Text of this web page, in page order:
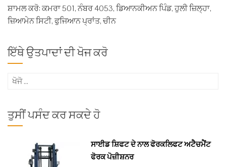
ਸ਼ਾਮਲ ਕਰੋ: ਕਮਰਾ 501, ਨੰਬਰ 4053, ਡਿਆਨਕੀਅਨ ਪਿੰਡ, ਹੁਲੀ ਜ਼ਿਲ੍ਹਾ,
ਜ਼ਿਆਮੇਨ ਸਿਟੀ, ਫੁਜਿਆਨ ਪ੍ਰਾਂਤ, ਚੀਨ
ਇੱਥੇ ਉਤਪਾਦਾਂ ਦੀ ਖੋਜ ਕਰੋ
ਖੋਜੋ
ਤੁਸੀਂ ਪਸੰਦ ਕਰ ਸਕਦੇ ਹੋ
ਸਾਈਡ ਸ਼ਿਫਟ ਦੇ ਨਾਲ ਫੋਰਕਲਿਫਟ ਅਟੈਚਮੈਂਟ
ਫੋਰਕ ਪੋਜ਼ੀਸ਼ਨਰ